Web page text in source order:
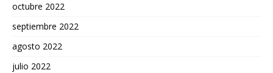
octubre 2022
septiembre 2022
agosto 2022
julio 2022